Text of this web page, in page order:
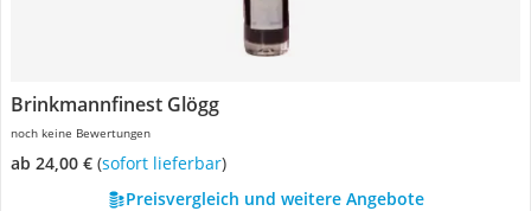
Brinkmannfinest Glögg
noch keine Bewertungen
ab 24,00 € ( Sofort lieferbar)
Preisvergleich und weitere Angebote